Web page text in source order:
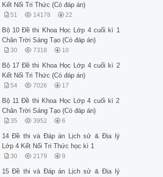
Kết Nối Tri Thức (Có đáp án)
51 14178 22
Bộ 10 Đề thi Khoa Học Lớp 4 cuối kì 1
Chân Trời Sáng Tạo (Có đáp án)
30 7318 10
Bộ 17 Đề thi Khoa Học Lớp 4 cuối kì 2
Kết Nối Tri Thức (Có đáp án)
54 7026 17
Bộ 11 Đề thi Khoa Học Lớp 4 cuối kì 2
Chân Trời Sáng Tạo (Có đáp án)
35 3952 6
14 Đề thi và Đáp án Lịch sử & Địa lý
Lớp 4 Kết Nối Tri Thức học kì 1
30 2179 9
15 Đề thi và Đáp án Lịch sử & Địa lý